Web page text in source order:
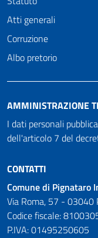
Atti generali
Corruzione
Albo pretorio
AMMINISTRAZIONE
I dati personali
dell'articolo 7 del
CONTATTI
Comune di Pignataro
Via Roma, 57 - 03040
Codice fiscale:
P.IVA: 01495250605